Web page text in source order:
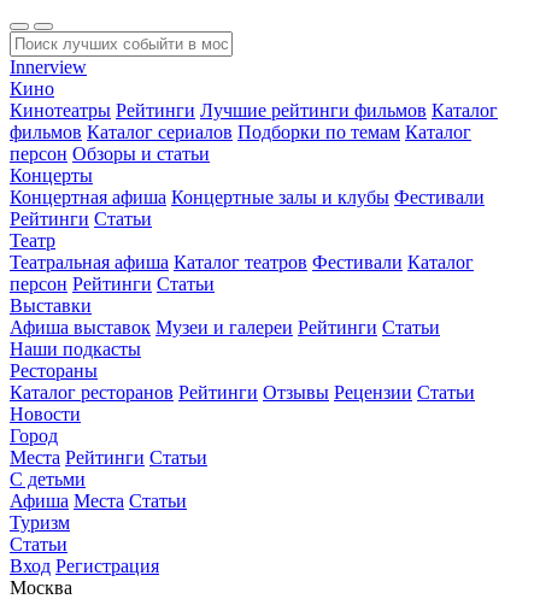
Innerview
Кино
Кинотеатры Рейтинги Лучшие рейтинги фильмов Каталог
фильмов Каталог сериалов Подборки по темам Каталог
персон Обзоры и статьи
Концерты
Концертная афиша Концертные залы и клубы Фестивали
Рейтинги Статьи
Театр
Театральная афиша Каталог театров Фестивали Каталог
персон Рейтинги Статьи
Выставки
Афиша выставок Музеи и галереи Рейтинги Статьи
Наши подкасты
Рестораны
Каталог ресторанов Рейтинги Отзывы Рецензии Статьи
Новости
Город
Места Рейтинги Статьи
С детьми
Афиша Места Статьи
Туризм
Статьи
Вход Регистрация
Москва